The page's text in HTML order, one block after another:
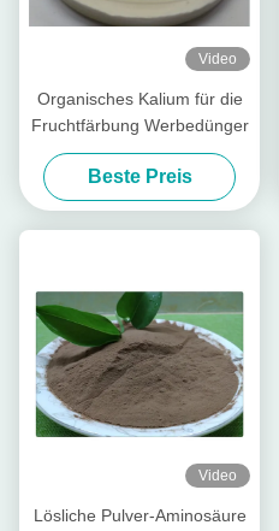
Video
Organisches Kalium für die
Fruchtfärbung Werbedünger
Beste Preis
Video
Lösliche Pulver-Aminosäure